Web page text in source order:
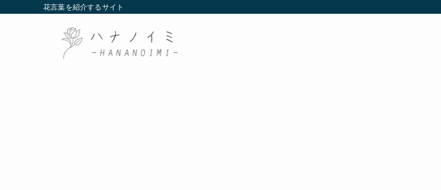
花言葉を紹介するサイト